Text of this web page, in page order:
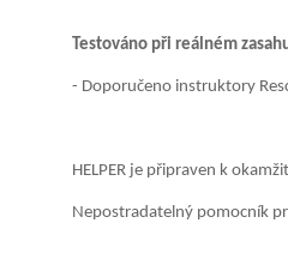
Testováno při reálném
- Doporučeno instruktory
HELPER je připraven k
Nepostradatelný pomocník